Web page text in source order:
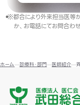
※都合により外来担当医等
か、お電話にてお問合わ
ホーム 診療科・部門 医師紹介